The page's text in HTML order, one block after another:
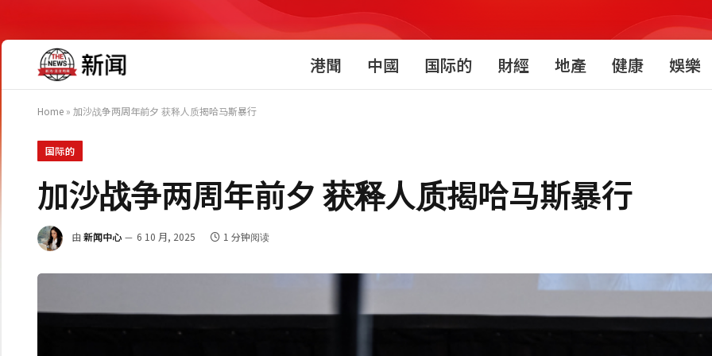
港聞 中國 国际的 財經 地產 健康 娛樂
Home » 加沙战争两周年前夕 获释人质揭哈马斯暴行
国际的
加沙战争两周年前夕 获释人质揭哈马斯暴行
由 新闻中心 6 10 月, 2025 1 分钟阅读